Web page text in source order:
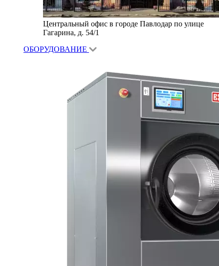
Центральный офис в городе Павлодар по улице
Гагарина, д. 54/1
ОБОРУДОВАНИЕ